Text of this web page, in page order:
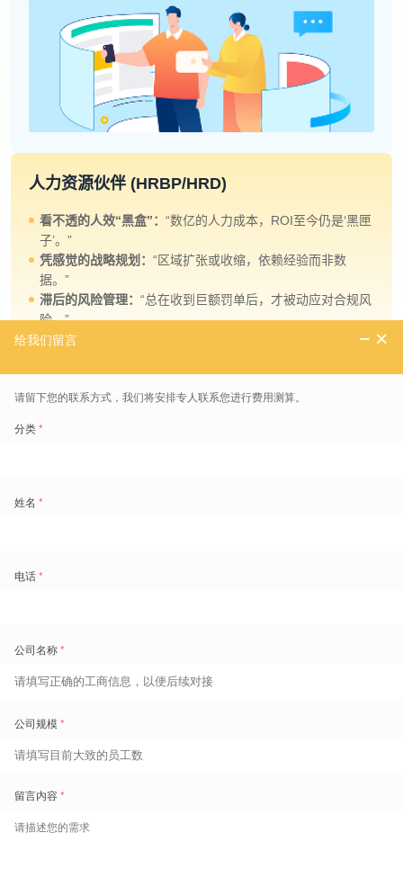
人力资源伙伴 (HRBP/HRD)
看不透的人效“黑盒”： “数亿的人力成本，ROI至今仍是‘黑匣
子’。”
凭感觉的战略规划： “区域扩张或收缩，依赖经验而非数
据。”
滞后的风险管理： “总在收到巨额罚单后，才被动应对合规风
险。”